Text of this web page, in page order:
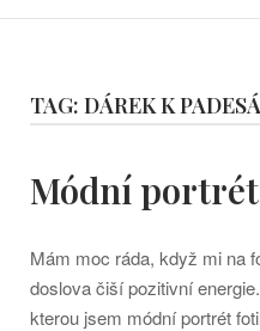
TAG: DÁREK K
Módní portrét
Mám moc ráda, když mi na
doslova čiší pozitivní
kterou jsem módní portrét